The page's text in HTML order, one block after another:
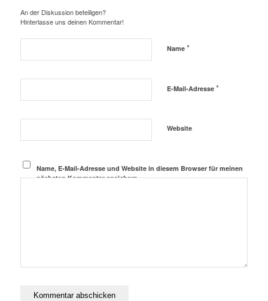
An der Diskussion beteiligen?
Hinterlasse uns deinen Kommentar!
Name *
E-Mail-Adresse *
Website
Name, E-Mail-Adresse und Website in diesem Browser für meinen
nächsten Kommentar speichern.